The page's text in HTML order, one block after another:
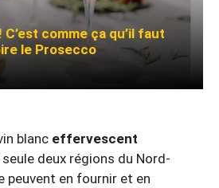
comme ça qu’il faut
le Prosecco
blanc effervescent
deux régions du Nord-
peuvent en fournir et en